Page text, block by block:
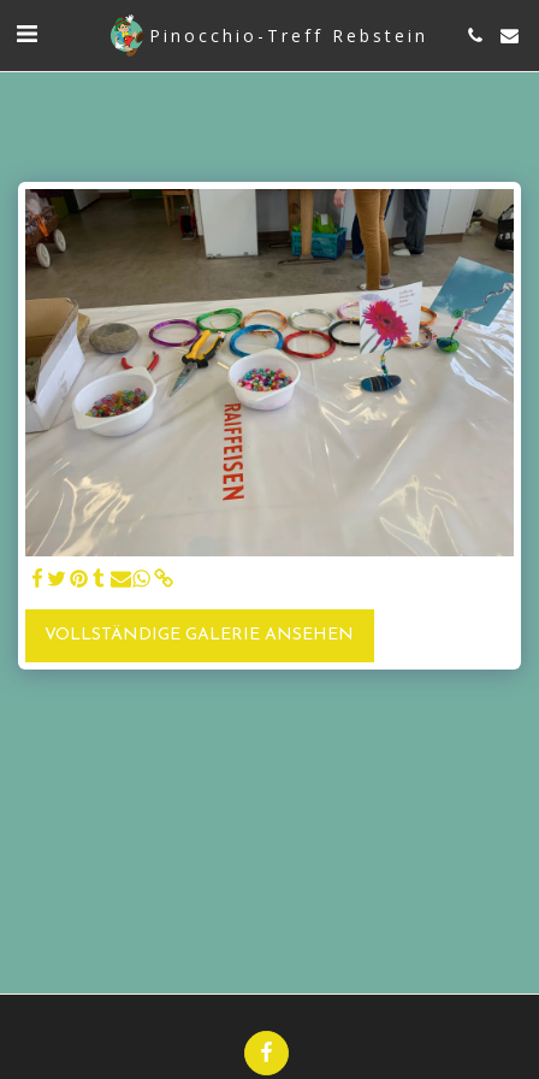
Pinocchio-Treff Rebstein
VOLLSTÄNDIGE GALERIE ANSEHEN